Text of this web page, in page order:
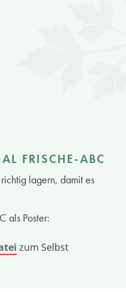
FRISCHE-ABC
lagern, damit es
als Poster:
zum Selbst